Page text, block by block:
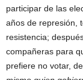
participar de las
años de represión,
resistencia;
compañeras para
prefiere no votar,